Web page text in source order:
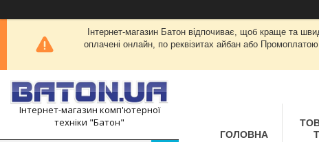
Інтернет-магазин Батон відпочиває, щоб краще та
оплачені онлайн, по реквізитах айбан або
Інтернет-магазин комп'ютерної
техніки "Батон"
ГОЛОВНА